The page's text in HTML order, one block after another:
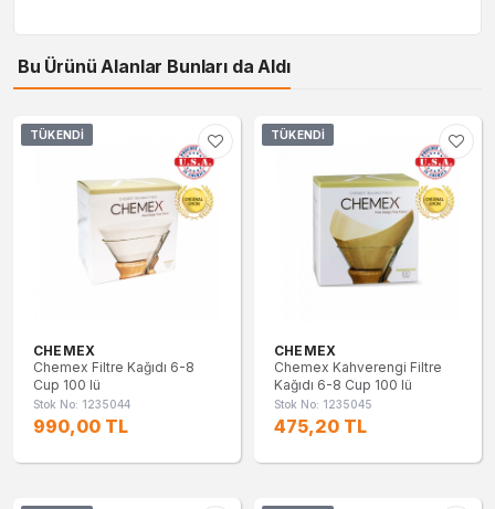
Bu Ürünü Alanlar Bunları da Aldı
TÜKENDI
CHEMEX
Chemex Filtre Kağıdı 6-8
Cup 100 lü
Stok No: 1235044
990,00 TL
TÜKENDI
CHEMEX
Chemex Kahverengi Filtre
Kağıdı 6-8 Cup 100 lü
Stok No: 1235045
475,20 TL